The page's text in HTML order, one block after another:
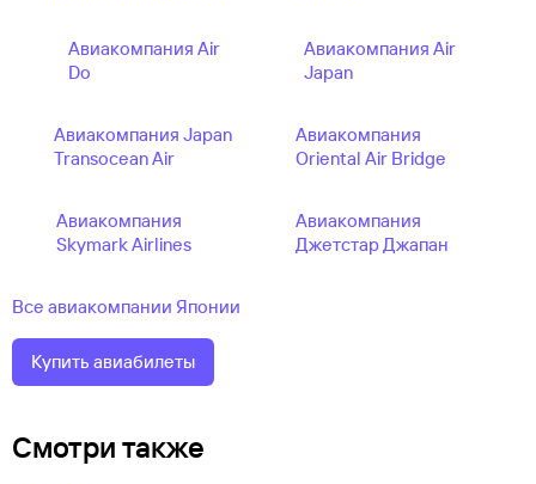
Авиакомпания Air
Do
Авиакомпания Air
Japan
Авиакомпания Japan
Transocean Air
Авиакомпания
Oriental Air Bridge
Авиакомпания
Skymark Airlines
Авиакомпания
Джетстар Джапан
Все авиакомпании Японии
Купить авиабилеты
Смотри также